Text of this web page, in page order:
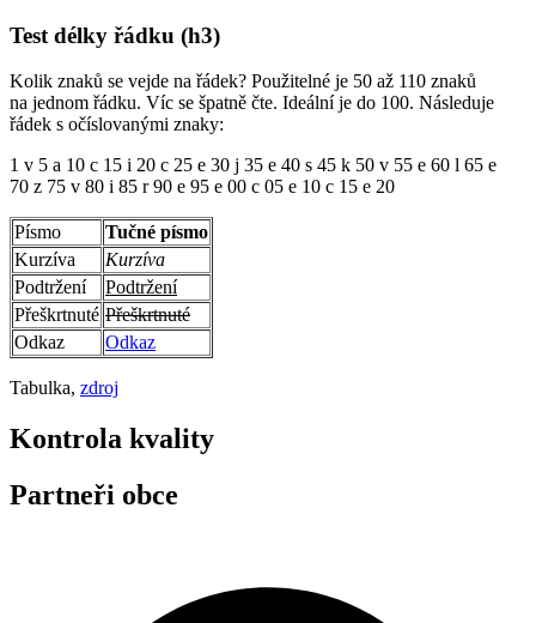
Test délky řádku (h3)
Kolik znaků se vejde na řádek? Použitelné je 50 až 110 znaků
na jednom řádku. Víc se špatně čte. Ideální je do 100. Následuje
řádek s očíslovanými znaky:
1 v 5 a 10 c 15 i 20 c 25 e 30 j 35 e 40 s 45 k 50 v 55 e 60 l 65 e
70 z 75 v 80 i 85 r 90 e 95 e 00 c 05 e 10 c 15 e 20
Písmo
Tučné písmo
Kurzíva
Kurzíva
Podtržení
Podtržení
Přeškrtnuté Přeškrtnuté
Odkaz
Odkaz
Tabulka, zdroj
Kontrola kvality
Partneři obce